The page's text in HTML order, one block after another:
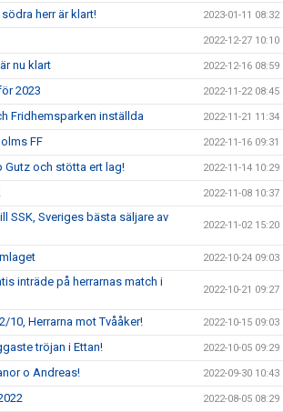
herr är klart! 2023-01-11 08:32
2022-12-27 10:10
nu klart 2022-12-16 08:59
2023 2022-11-22 08:45
Fridhemsparken inställda 2022-11-21 11:34
FF 2022-11-16 09:31
Gutz och stötta ert lag! 2022-11-14 10:29
2022-11-08 10:37
SSK, Sveriges bästa säljare av
2022-11-02 15:20
2022-10-24 09:03
inträde på herrarnas match i
2022-10-21 09:27
10, Herrarna mot Tvååker! 2022-10-15 09:03
tröjan i Ettan! 2022-10-05 09:29
o Andreas! 2022-09-30 10:43
2022-08-05 08:29